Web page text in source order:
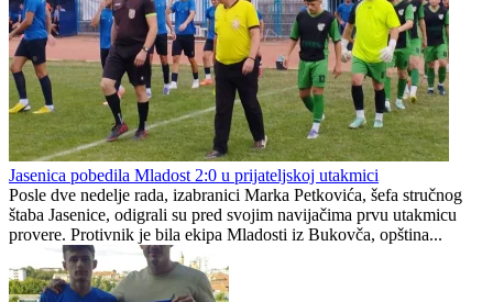
Jasenica pobedila Mladost 2:0 u prijateljskoj utakmici
Posle dve nedelje rada, izabranici Marka Petkovića, šefa stručnog
štaba Jasenice, odigrali su pred svojim navijačima prvu utakmicu
provere. Protivnik je bila ekipa Mladosti iz Bukovča, opština...